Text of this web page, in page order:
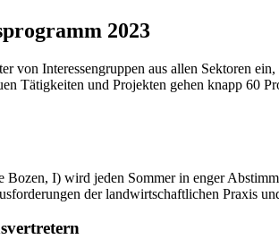
2023
von Interessengruppen aus allen Sektoren
Tätigkeiten und Projekten gehen knapp 60
I) wird jeden Sommer in enger
der landwirtschaftlichen Praxis